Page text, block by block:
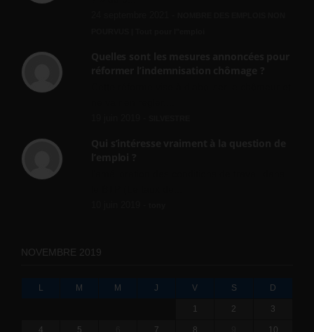
NOVEMBRE 2019
L M M J V S D
1 2 3
4 5 7 8 10